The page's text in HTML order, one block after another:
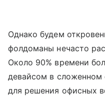
Однако будем
фолдоманы нечасто
Около 90% времени
девайсом в сложенном
для решения офисных